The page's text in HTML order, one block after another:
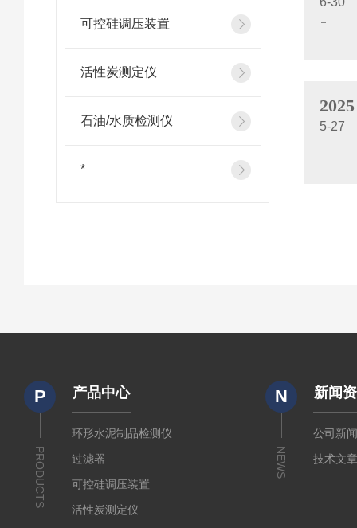
可控硅调压装置
活性炭测定仪
石油/水质检测仪
*
2025
5-27
P
PRODUCTS
产品中心
环形水泥制品检测仪
过滤器
可控硅调压装置
活性炭测定仪
N
NEWS
新闻
公司新
技术文